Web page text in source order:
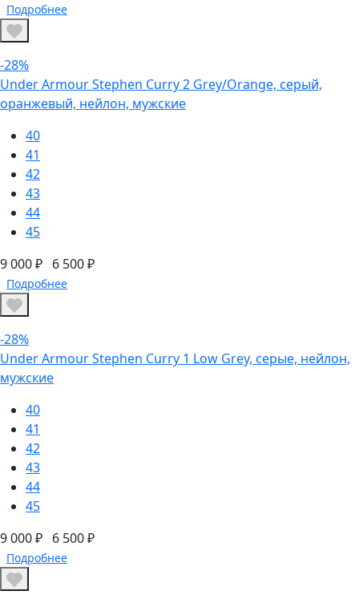
Подробнее
-28%
Under Armour Stephen Curry 2 Grey/Orange, серый,
оранжевый, нейлон, мужские
40
41
42
43
44
45
9 000 ₽ 6 500 ₽
Подробнее
-28%
Under Armour Stephen Curry 1 Low Grey, серые, нейлон,
мужские
40
41
42
43
44
45
9 000 ₽ 6 500 ₽
Подробнее